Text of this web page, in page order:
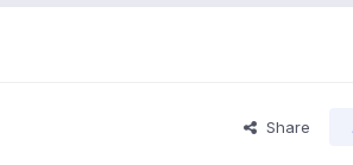
Share